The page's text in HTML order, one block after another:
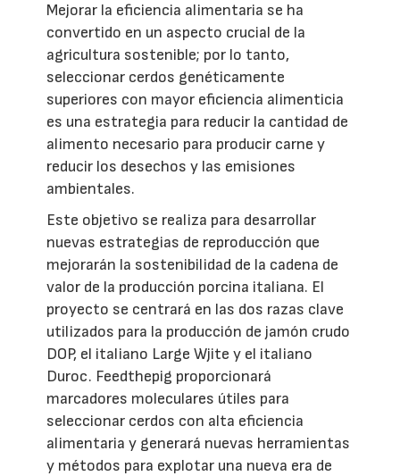
Mejorar la eficiencia alimentaria se ha
convertido en un aspecto crucial de la
agricultura sostenible; por lo tanto,
seleccionar cerdos genéticamente
superiores con mayor eficiencia alimenticia
es una estrategia para reducir la cantidad de
alimento necesario para producir carne y
reducir los desechos y las emisiones
ambientales.
Este objetivo se realiza para desarrollar
nuevas estrategias de reproducción que
mejorarán la sostenibilidad de la cadena de
valor de la producción porcina italiana. El
proyecto se centrará en las dos razas clave
utilizados para la producción de jamón crudo
DOP, el italiano Large Wjite y el italiano
Duroc. Feedthepig proporcionará
marcadores moleculares útiles para
seleccionar cerdos con alta eficiencia
alimentaria y generará nuevas herramientas
y métodos para explotar una nueva era de